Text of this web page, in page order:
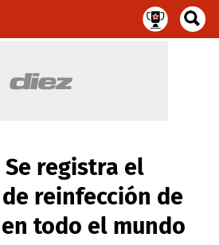
registra el
reinfección de
todo el mundo